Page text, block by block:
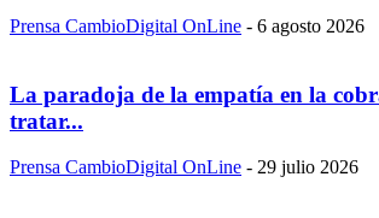
Prensa CambioDigital OnLine - 6 agosto 2026
La paradoja de la empatía en la
tratar...
Prensa CambioDigital OnLine - 29 julio 2026